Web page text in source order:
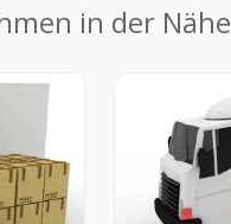
in der Nähe